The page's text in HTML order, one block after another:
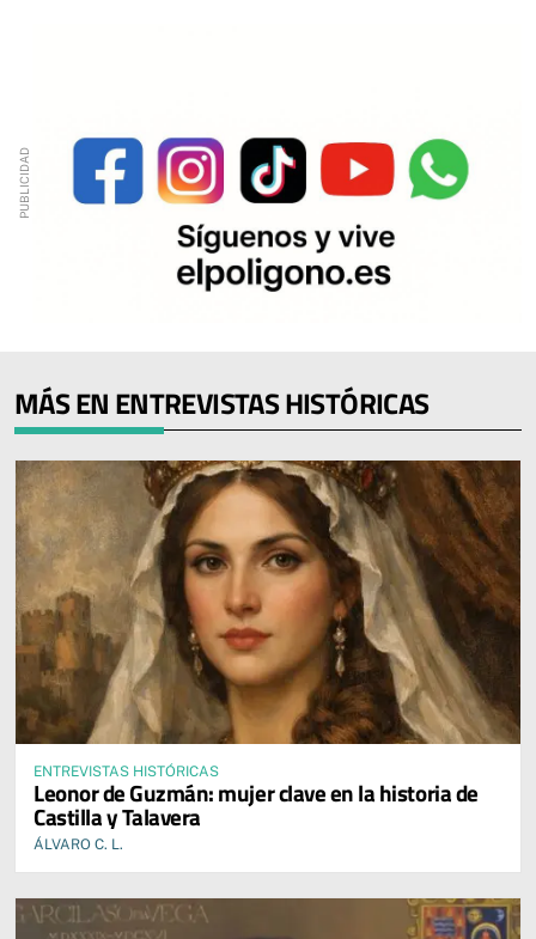
MÁS EN ENTREVISTAS HISTÓRICAS
ENTREVISTAS HISTÓRICAS
Leonor de Guzmán: mujer clave en la historia de
Castilla y Talavera
ÁLVARO C. L.